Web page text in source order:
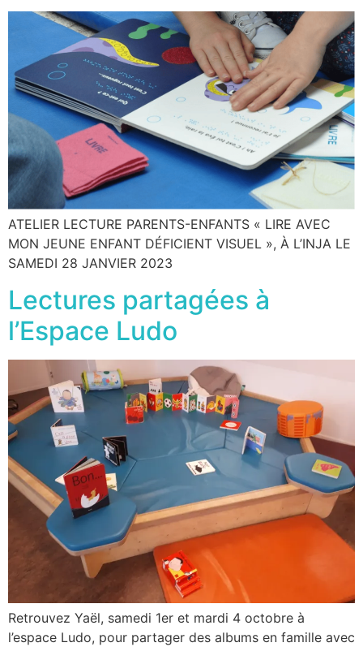
ATELIER LECTURE PARENTS-ENFANTS « LIRE AVEC
MON JEUNE ENFANT DÉFICIENT VISUEL », À L’INJA LE
SAMEDI 28 JANVIER 2023
Lectures partagées à
l’Espace Ludo
Retrouvez Yaël, samedi 1er et mardi 4 octobre à
l’espace Ludo, pour partager des albums en famille avec